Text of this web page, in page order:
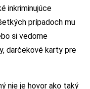
inkriminujúce
prípadoch mu
si vedome
darčekové karty pre
nie je hovor ako taký